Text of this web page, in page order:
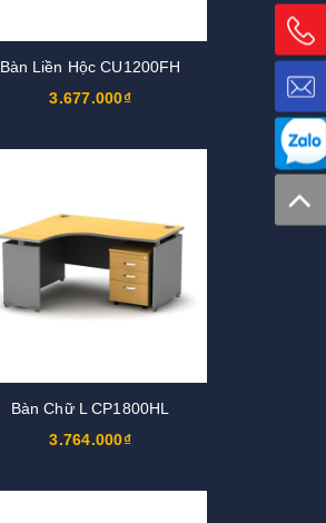
Bàn Liền Hộc CU1200FH
3.677.000₫
Bàn Chữ L CP1800HL
3.764.000₫